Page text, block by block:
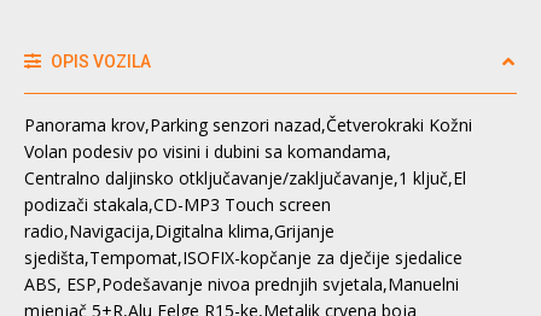
OPIS VOZILA
Panorama krov,Parking senzori nazad,Četverokraki Kožni
Volan podesiv po visini i dubini sa komandama,
Centralno daljinsko otključavanje/zaključavanje,1 ključ,El
podizači stakala,CD-MP3 Touch screen
radio,Navigacija,Digitalna klima,Grijanje
sjedišta,Tempomat,ISOFIX-kopčanje za dječije sjedalice
ABS, ESP,Podešavanje nivoa prednjih svjetala,Manuelni
mjenjač 5+R,Alu Felge R15-ke,Metalik crvena boja